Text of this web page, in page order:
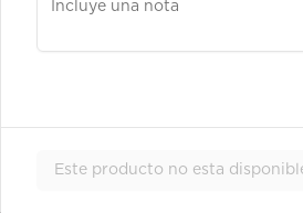
Este producto no esta